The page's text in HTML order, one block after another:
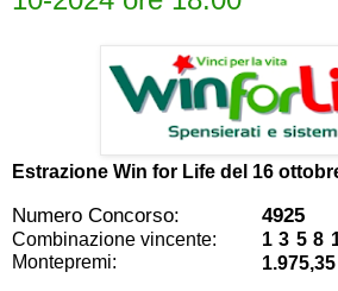
Estrazione Win for Life del 16
Numero Concorso: 4925
Combinazione vincente:
1 3 5 8
Montepremi: